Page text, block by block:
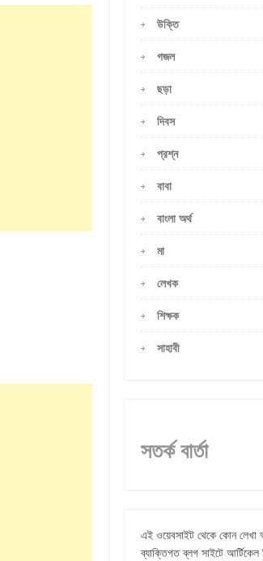
উক্তি
গজল
ছড়া
দিবস
প্রশ্ন
বাবা
বাংলা অর্থ
মা
লেখক
শিক্ষক
সাহাবী
সতর্ক বার্তা
এই ওয়েবসাইট থেকে কোন লেখা
ব্যাক্তিগত ব্লগ সাইটে